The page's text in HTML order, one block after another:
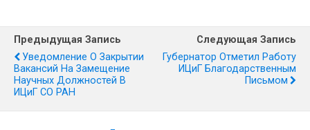
Предыдущая Запись
Уведомление О Закрытии
Вакансий На Замещение
Научных Должностей В
ИЦиГ СО РАН
Следующая Запись
Губернатор Отметил Работу
ИЦиГ Благодарственным
Письмом